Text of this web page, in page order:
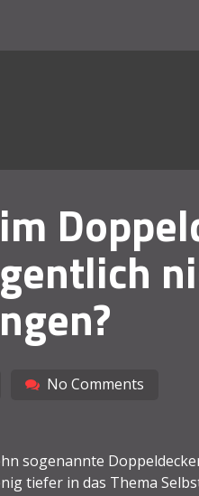
No Comments
sogenannte
tiefer in das Thema